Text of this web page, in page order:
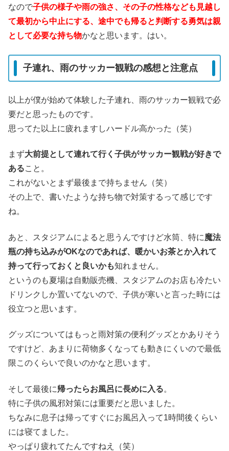
なので子供の様子や雨の強さ、その子の性格なども見越し
て最初から中止にする、途中でも帰ると判断する勇気は親
として必要な持ち物かなと思います。はい。
子連れ、雨のサッカー観戦の感想と注意点
以上が僕が始めて体験した子連れ、雨のサッカー観戦で必
要だと思ったものです。
思ってた以上に疲れますしハードル高かった（笑）
まず大前提として連れて行く子供がサッカー観戦が好きで
あること。
これがないとまず最後まで持ちません（笑）
その上で、書いたような持ち物で対策するって感じです
ね。
あと、スタジアムによると思うんですけど水筒、特に魔法
瓶の持ち込みがOKなのであれば、暖かいお茶とか入れて
持って行っておくと良いかも知れません。
というのも夏場は自動販売機、スタジアムのお店も冷たい
ドリンクしか置いてないので、子供が寒いと言った時には
役立つと思います。
グッズについてはもっと雨対策の便利グッズとかありそう
ですけど、あまりに荷物多くなっても動きにくいので最低
限このくらいで良いのかなと思います。
そして最後に帰ったらお風呂に長めに入る。
特に子供の風邪対策には重要だと思いました。
ちなみに息子は帰ってすぐにお風呂入って1時間後くらい
には寝てました。
やっぱり疲れてたんですねえ（笑）